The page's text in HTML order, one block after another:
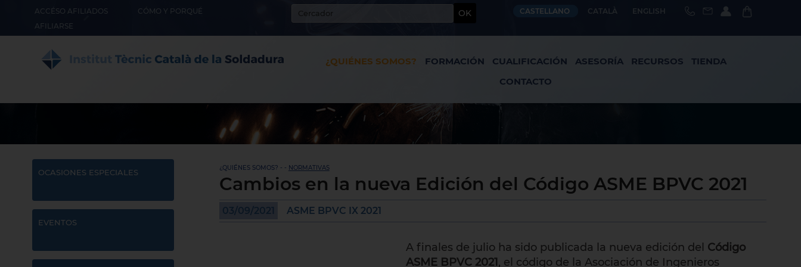
ACCÉSO AFILIADOS
CÓMO Y PORQUÉ
AFILIARSE
OK CASTELLANO CATALÀ ENGLISH
¿QUIÉNES SOMOS? FORMACIÓN CUALIFICACIÓN ASESORÍA RECURSOS
TIENDA
CONTACTO
OCASIONES ESPECIALES
EVENTOS
¿QUIÉNES SOMOS? - - NORMATIVAS
Cambios en la nueva Edición del Código ASME BPVC 2021
03/09/2021 ASME BPVC IX 2021
A finales de julio ha sido publicada la nueva edición del Código
ASME BPVC 2021 , el código de la Asociación de Ingenieros